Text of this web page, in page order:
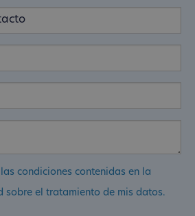
condiciones contenidas en la
sobre el tratamiento de mis datos.